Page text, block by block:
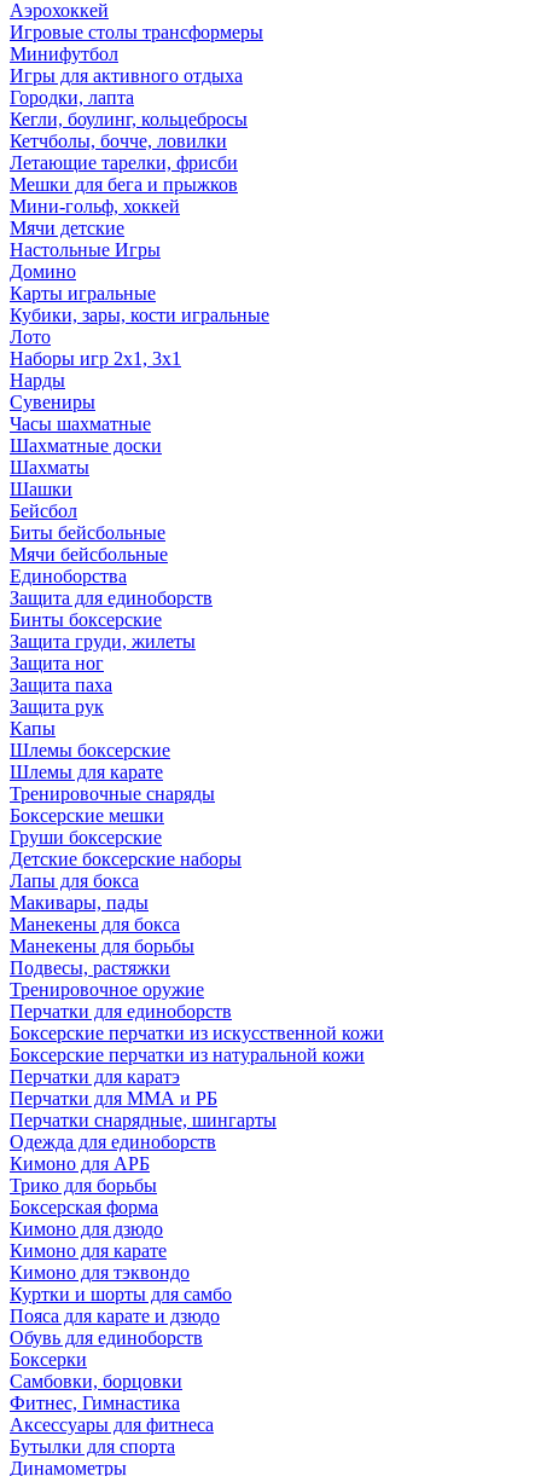
Аэрохоккей
Игровые столы трансформеры
Минифутбол
Игры для активного отдыха
Городки, лапта
Кегли, боулинг, кольцебросы
Кетчболы, бочче, ловилки
Летающие тарелки, фрисби
Мешки для бега и прыжков
Мини-гольф, хоккей
Мячи детские
Настольные Игры
Домино
Карты игральные
Кубики, зары, кости игральные
Лото
Наборы игр 2х1, 3х1
Нарды
Сувениры
Часы шахматные
Шахматные доски
Шахматы
Шашки
Бейсбол
Биты бейсбольные
Мячи бейсбольные
Единоборства
Защита для единоборств
Бинты боксерские
Защита груди, жилеты
Защита ног
Защита паха
Защита рук
Капы
Шлемы боксерские
Шлемы для карате
Тренировочные снаряды
Боксерские мешки
Груши боксерские
Детские боксерские наборы
Лапы для бокса
Макивары, пады
Манекены для бокса
Манекены для борьбы
Подвесы, растяжки
Тренировочное оружие
Перчатки для единоборств
Боксерские перчатки из искусственной кожи
Боксерские перчатки из натуральной кожи
Перчатки для каратэ
Перчатки для ММА и РБ
Перчатки снарядные, шингарты
Одежда для единоборств
Кимоно для АРБ
Трико для борьбы
Боксерская форма
Кимоно для дзюдо
Кимоно для карате
Кимоно для тэквондо
Куртки и шорты для самбо
Пояса для карате и дзюдо
Обувь для единоборств
Боксерки
Самбовки, борцовки
Фитнес, Гимнастика
Аксессуары для фитнеса
Бутылки для спорта
Динамометры